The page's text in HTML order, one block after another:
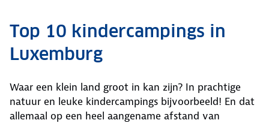
Top 10 kindercampings in
Luxemburg
Waar een klein land groot in kan zijn? In prachtige
natuur en leuke kindercampings bijvoorbeeld! En dat
allemaal op een heel aangename afstand van